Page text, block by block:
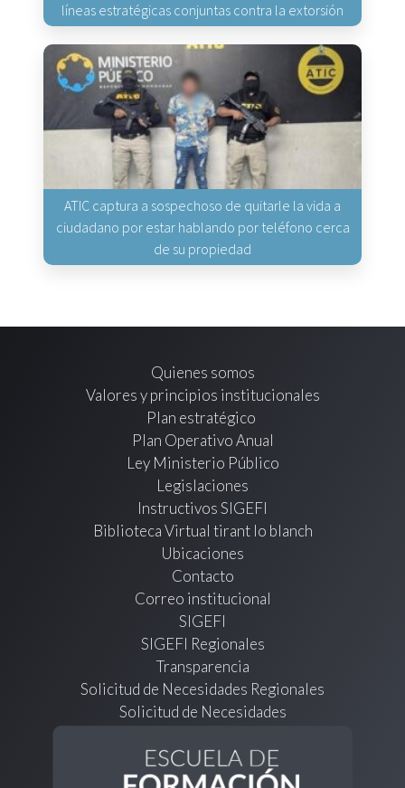
líneas estratégicas conjuntas contra la extorsión
ATIC captura a sospechoso de quitarle la vida a
ciudadano por estar hablando por teléfono cerca
de su propiedad
Quienes somos
Valores y principios institucionales
Plan estratégico
Plan Operativo Anual
Ley Ministerio Público
Legislaciones
Instructivos SIGEFI
Biblioteca Virtual tirant lo blanch
Ubicaciones
Contacto
Correo institucional
SIGEFI
SIGEFI Regionales
Transparencia
Solicitud de Necesidades Regionales
Solicitud de Necesidades